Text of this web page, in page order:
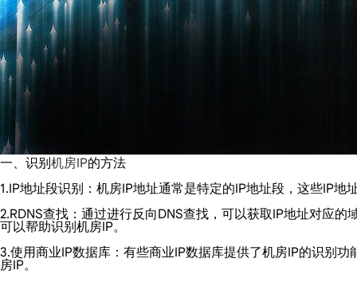
一、识别机房IP的方法
1.IP地址段识别：机房IP地址通常是特定的IP地址段，这些IP
2.RDNS查找：通过进行反向DNS查找，可以获取IP地址对应
可以帮助识别机房IP。
3.使用商业IP数据库：有些商业IP数据库提供了机房IP的识别
房IP。